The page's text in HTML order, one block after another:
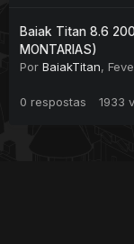
Baiak Titan 8.6
MONTARIAS)
Por BaiakTitan,
0 respostas 1933